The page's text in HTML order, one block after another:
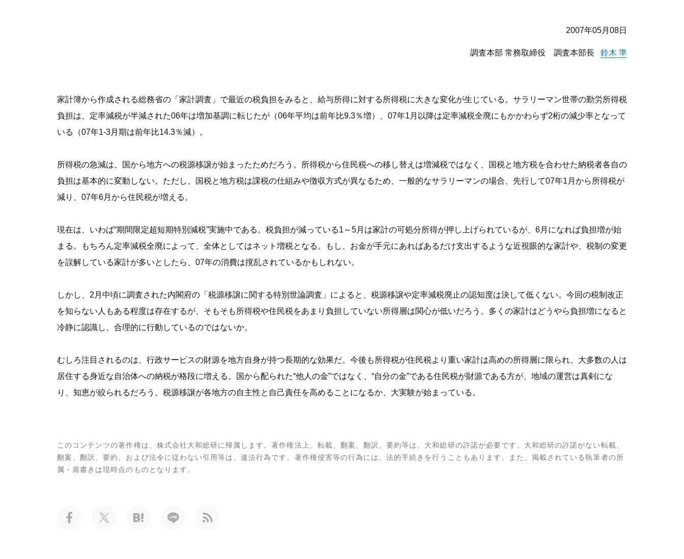
2007年05月08日
調査本部 常務取締役 調査本部長 鈴木 準
家計簿から作成される総務省の「家計調査」で最近の税負担をみると、給与所得に対する所得税に大きな変化が生じている。サラリーマン世帯の勤労所得税
負担は、定率減税が半減された06年は増加基調に転じたが（06年平均は前年比9.3％増）、07年1月以降は定率減税全廃にもかかわらず2桁の減少率となって
いる（07年1-3月期は前年比14.3％減）。
所得税の急減は、国から地方への税源移譲が始まったためだろう。所得税から住民税への移し替えは増減税ではなく、国税と地方税を合わせた納税者各自の
負担は基本的に変動しない。ただし、国税と地方税は課税の仕組みや徴収方式が異なるため、一般的なサラリーマンの場合、先行して07年1月から所得税が
減り、07年6月から住民税が増える。
現在は、いわば“期間限定超短期特別減税”実施中である。税負担が減っている1～5月は家計の可処分所得が押し上げられているが、6月になれば負担増が始
まる。もちろん定率減税全廃によって、全体としてはネット増税となる。もし、お金が手元にあればあるだけ支出するような近視眼的な家計や、税制の変更
を誤解している家計が多いとしたら、07年の消費は撹乱されているかもしれない。
しかし、2月中頃に調査された内閣府の「税源移譲に関する特別世論調査」によると、税源移譲や定率減税廃止の認知度は決して低くない。今回の税制改正
を知らない人もある程度は存在するが、そもそも所得税や住民税をあまり負担していない所得層は関心が低いだろう。多くの家計はどうやら負担増になると
冷静に認識し、合理的に行動しているのではないか。
むしろ注目されるのは、行政サービスの財源を地方自身が持つ長期的な効果だ。今後も所得税が住民税より重い家計は高めの所得層に限られ、大多数の人は
居住する身近な自治体への納税が格段に増える。国から配られた“他人の金”ではなく、“自分の金”である住民税が財源である方が、地域の運営は真剣にな
り、知恵が絞られるだろう。税源移譲が各地方の自主性と自己責任を高めることになるか、大実験が始まっている。
このコンテンツの著作権は、株式会社大和総研に帰属します。著作権法上、転載、翻案、翻訳、要約等は、大和総研の許諾が必要です。大和総研の許諾がない転載、
翻案、翻訳、要約、および法令に従わない引用等は、違法行為です。著作権侵害等の行為には、法的手続きを行うこともあります。また、掲載されている執筆者の所
属・肩書きは現時点のものとなります。